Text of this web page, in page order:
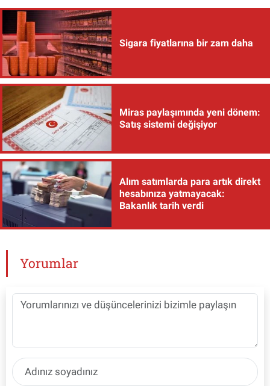
Sigara fiyatlarına bir zam daha
Miras paylaşımında yeni dönem:
Satış sistemi değişiyor
Alım satımlarda para artık direkt
hesabınıza yatmayacak:
Bakanlık tarih verdi
Yorumlar